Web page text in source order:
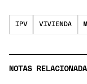
IPV VIVIENDA
NOTAS